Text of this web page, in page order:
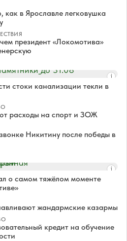
как в Ярославле легковушка
президент «Локомотива»
стоки канализации текли в
расходы на спорт и ЗОЖ
Никитину после победы в
о самом тяжёлом моменте
жандармские казармы
кредит на обучение